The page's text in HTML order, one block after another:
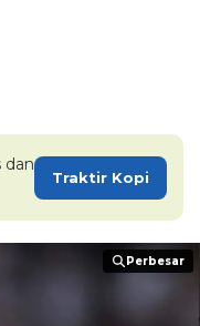
dan
Traktir Kopi
Perbesar
Perbesar